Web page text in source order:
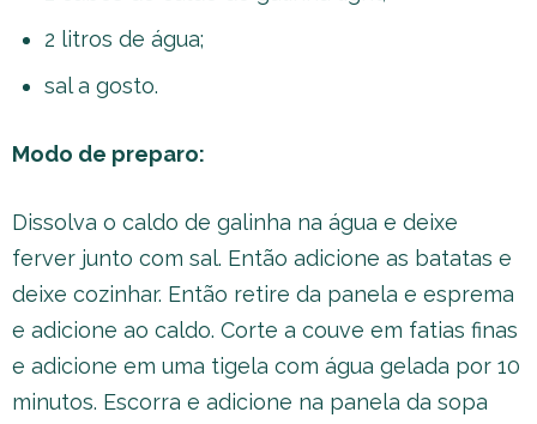
2 litros de água;
sal a gosto.
Modo de preparo:
Dissolva o caldo de galinha na água e deixe
ferver junto com sal. Então adicione as batatas e
deixe cozinhar. Então retire da panela e esprema
e adicione ao caldo. Corte a couve em fatias finas
e adicione em uma tigela com água gelada por 10
minutos. Escorra e adicione na panela da sopa